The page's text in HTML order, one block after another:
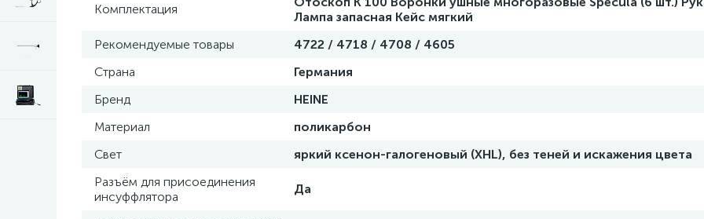
Комплектация
Лампа запасная Кейс мягкий
Рекомендуемые товары
4722 / 4718 / 4708 / 4605
Страна
Германия
Бренд
HEINE
Материал
поликарбон
Свет
яркий ксенон-галогеновый (XHL), без теней и искажения цвета
Разъём для присоединения
инсуффлятора
Да